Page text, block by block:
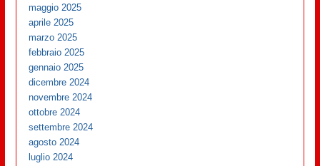
maggio 2025
aprile 2025
marzo 2025
febbraio 2025
gennaio 2025
dicembre 2024
novembre 2024
ottobre 2024
settembre 2024
agosto 2024
luglio 2024